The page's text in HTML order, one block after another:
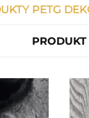
PETG
PRODUKT